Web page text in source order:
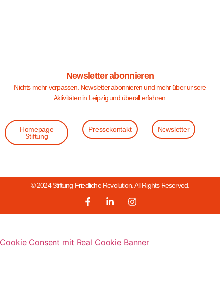
Newsletter abonnieren
Nichts mehr verpassen. Newsletter abonnieren und mehr über unsere
Aktivitäten in Leipzig und überall erfahren.
Homepage
Stiftung
Pressekontakt Newsletter
© 2024 Stiftung Friedliche Revolution. All Rights Reserved.
Cookie Consent mit Real Cookie Banner